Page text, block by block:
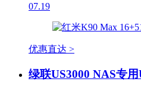
07.19
优惠直达 >
绿联US3000 NAS专用